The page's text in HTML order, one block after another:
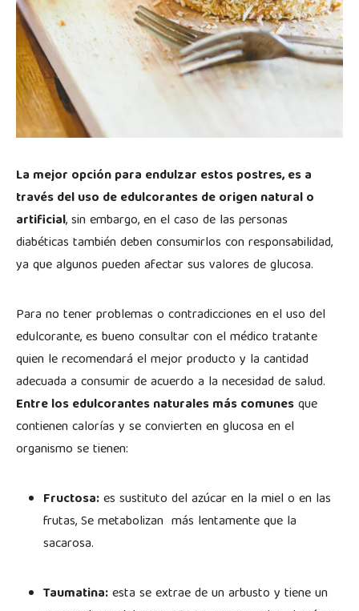
La mejor opción para endulzar estos postres, es a
través del uso de edulcorantes de origen natural o
artificial, sin embargo, en el caso de las personas
diabéticas también deben consumirlos con responsabilidad,
ya que algunos pueden afectar sus valores de glucosa.
Para no tener problemas o contradicciones en el uso del
edulcorante, es bueno consultar con el médico tratante
quien le recomendará el mejor producto y la cantidad
adecuada a consumir de acuerdo a la necesidad de salud.
Entre los edulcorantes naturales más comunesque
contienen calorías y se convierten en glucosa en el
organismo se tienen:
Fructosa:es sustituto del azúcar en la miel o en las
frutas, Se metabolizan más lentamente que la
sacarosa.
Taumatina:esta se extrae de un arbusto y tiene un